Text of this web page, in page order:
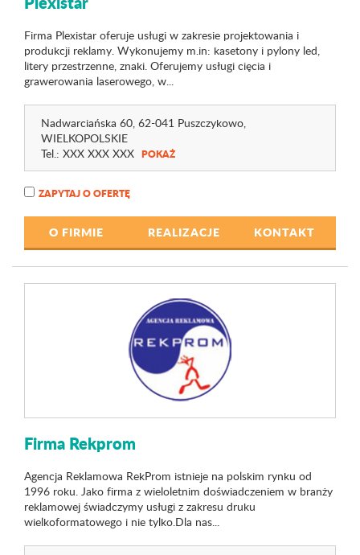
Firma Plexistar oferuje usługi w zakresie projektowania i
produkcji reklamy. Wykonujemy m.in: kasetony i pylony led,
litery przestrzenne, znaki. Oferujemy usługi cięcia i
grawerowania laserowego, w...
Nadwarciańska 60, 62-041 Puszczykowo,
WIELKOPOLSKIE
Tel.: XXX XXX XXX POKAŻ
ZAPYTAJ O OFERTĘ
O FIRMIE REALIZACJE KONTAKT
Firma Rekprom
Agencja Reklamowa RekProm istnieje na polskim rynku od
1996 roku. Jako firma z wieloletnim doświadczeniem w branży
reklamowej świadczymy usługi z zakresu druku
wielkoformatowego i nie tylko.Dla nas...